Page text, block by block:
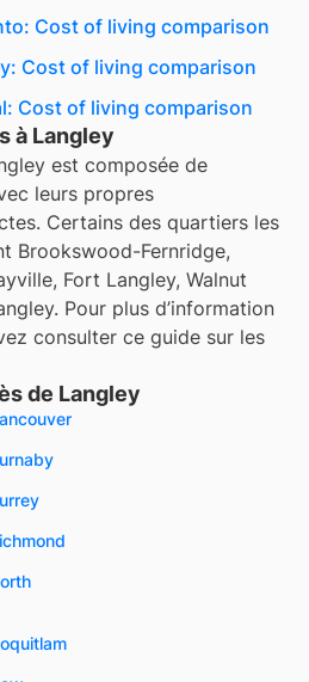
Cost of living comparison
Cost of living comparison
Cost of living comparison
à Langley
est composée de
leurs propres
Certains des quartiers les
Brookswood-Fernridge,
Fort Langley, Walnut
Pour plus d’information
consulter ce guide sur les
de Langley